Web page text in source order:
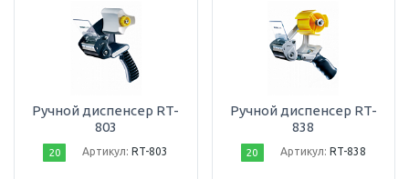
Ручной диспенсер RT-
803
20 Артикул: RT-803
Ручной диспенсер RT-
838
20 Артикул: RT-838